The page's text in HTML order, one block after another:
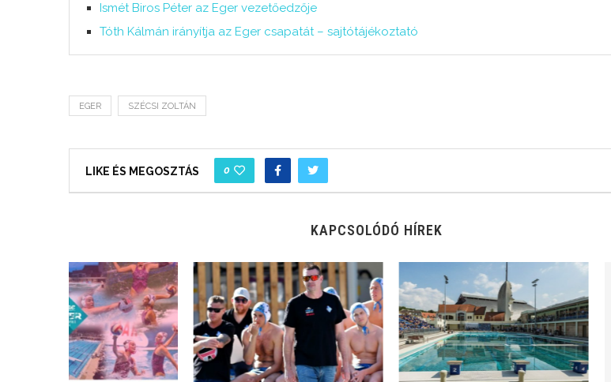
Ismét Biros Péter az Eger vezetőedzője
Tóth Kálmán irányítja az Eger csapatát – sajtótájékoztató
EGER SZÉCSI ZOLTÁN
LIKE ÉS MEGOSZTÁS 0
KAPCSOLÓDÓ HÍREK